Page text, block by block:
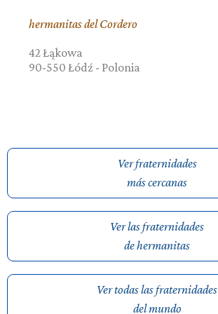
hermanitas del Cordero
42 Łąkowa
90-550 Łódź - Polonia
Ver fraternidades
más cercanas
Ver las fraternidades
de hermanitas
Ver todas las fraternidades
del mundo